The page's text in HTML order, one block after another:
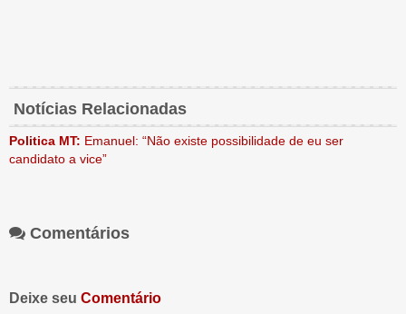
Notícias Relacionadas
Politica MT: Emanuel: “Não existe possibilidade de eu ser
candidato a vice”
Comentários
Deixe seu Comentário